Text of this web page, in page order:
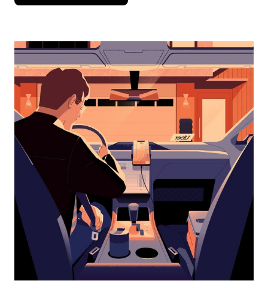
de
de
te
openen
een
datum
te
selecteren.
Druk
Escape
agenda
te
sluiten.